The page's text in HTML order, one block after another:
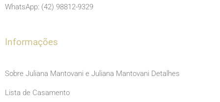
o
r
m
e
WhatsApp: (42) 98812-9329
Informações
Sobre Juliana Mantovani e Juliana Mantovani Detalhes
Lista de Casamento